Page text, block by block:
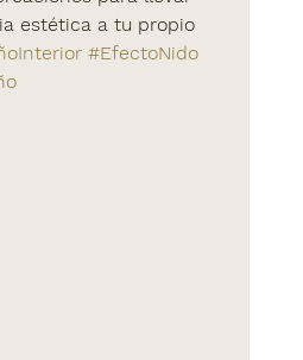
estética a tu propio
#EfectoNido